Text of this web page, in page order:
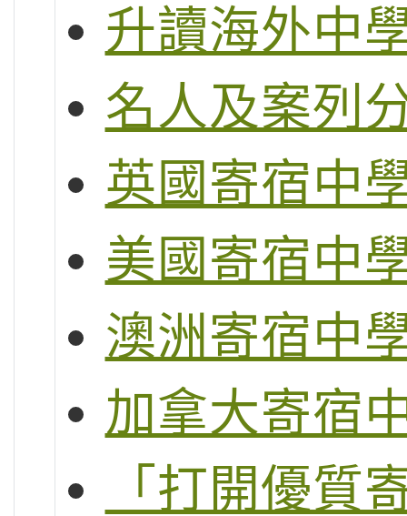
升讀海外中
名人及案列
英國寄宿中
美國寄宿中
澳洲寄宿中
加拿大寄宿
「打開優質